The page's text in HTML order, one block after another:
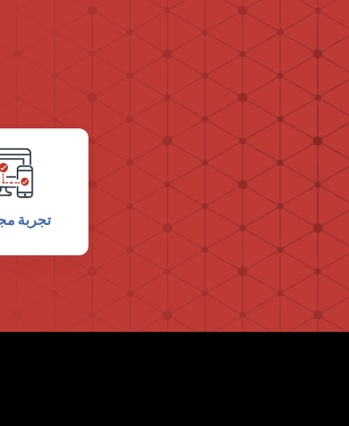
تجربة